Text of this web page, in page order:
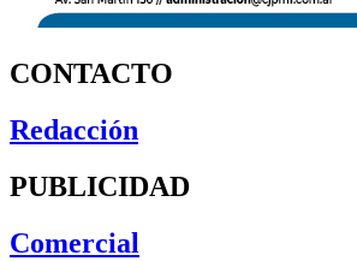
CONTACTO
Redacción
PUBLICIDAD
Comercial